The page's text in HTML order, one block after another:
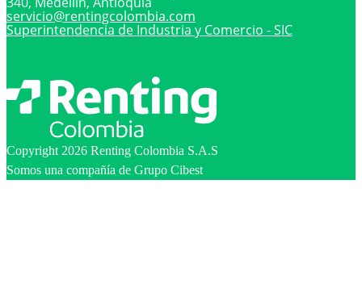
servicio@rentingcolombia.com
Superintendencia de Industria y Comercio - SIC
Copyright 2026 Renting Colombia S.A.S
Somos una compañía de Grupo Cibest